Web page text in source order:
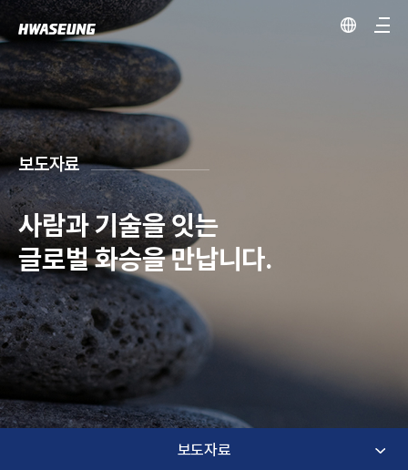
보도자료
사람과 기술을 잇는
글로벌 화승을 만납니다.
보도자료